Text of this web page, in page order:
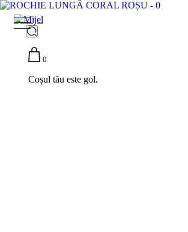
0
Coșul tău este gol.